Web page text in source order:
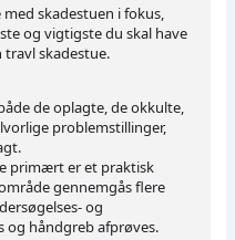
skadestuen i fokus,
og vigtigste du skal have
skadestue.
de oplagte, de okkulte,
problemstillinger,
primært er et praktisk
gennemgås flere
og
og håndgreb afprøves.